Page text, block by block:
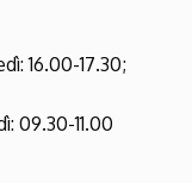
16.00-17.30;
09.30-11.00